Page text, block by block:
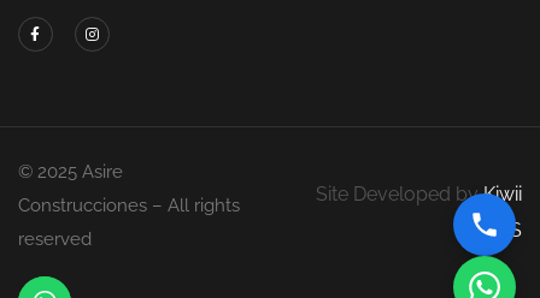
© 2025 Asire
Construcciones – All rights
reserved
Site Developed byKiwii
DS